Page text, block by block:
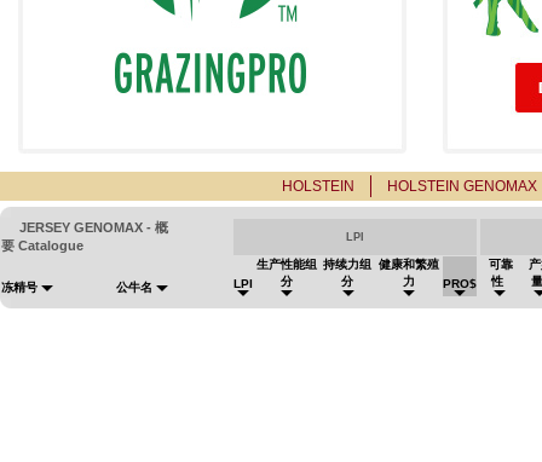
HOLSTEIN HOLSTEIN GENOMAX
JERSEY GENOMAX - 概
要 Catalogue
LPI
冻精号 公牛名 LPI
生产性能组
分
持续力组
分
健康和繁殖
力
PRO$
可靠
性